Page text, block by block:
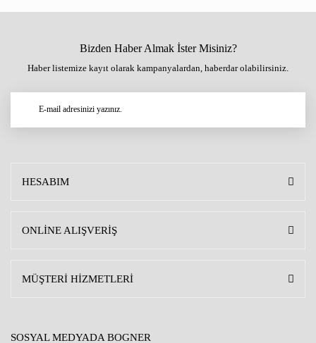
Bizden Haber Almak İster Misiniz?
Haber listemize kayıt olarak kampanyalardan, haberdar olabilirsiniz.
HESABIM
ONLİNE ALIŞVERİŞ
MÜŞTERİ HİZMETLERİ
SOSYAL MEDYADA BOGNER